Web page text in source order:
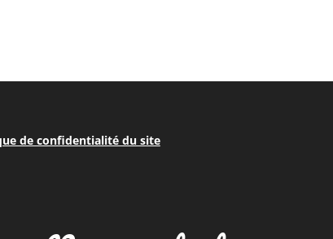
de confidentialité du site